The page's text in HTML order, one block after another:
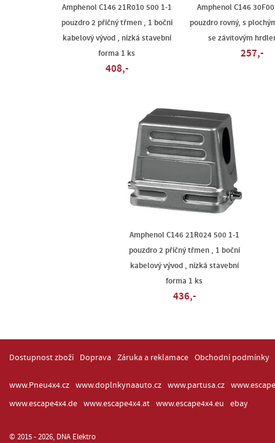
Amphenol C146 21R010 500 1-1
pouzdro 2 příčný třmen , 1 boční
kabelový vývod , nízká stavební
forma 1 ks
408,-
Amphenol C146
pouzdro rovný, s
se závitovým
257,-
Amphenol C146 21R024 500 1-1
pouzdro 2 příčný třmen , 1 boční
kabelový vývod , nízká stavební
forma 1 ks
436,-
Dostupnost zboží Doprava Záruka a reklamace Obchodní podmínky
www.Pneu4x4.cz www.doplnkynaauto.cz www.partusa.cz
www.escape4x4.de
www.escape4x4.at www.escape4x4.eu ebay
© 2015 - 2026, DNA Elektro